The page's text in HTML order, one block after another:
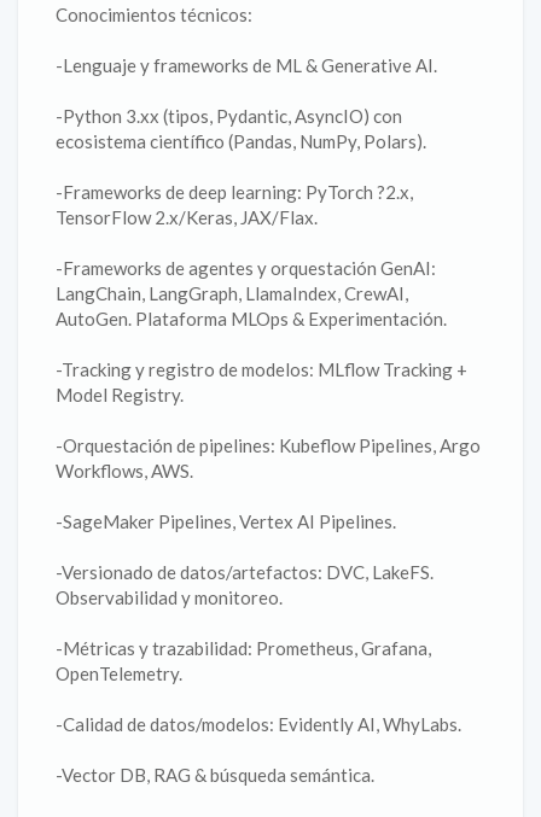
Conocimientos técnicos:
-Lenguaje y frameworks de ML & Generative AI.
-Python 3.xx (tipos, Pydantic, AsyncIO) con
ecosistema científico (Pandas, NumPy, Polars).
-Frameworks de deep learning: PyTorch ?2.x,
TensorFlow 2.x/Keras, JAX/Flax.
-Frameworks de agentes y orquestación GenAI:
LangChain, LangGraph, LlamaIndex, CrewAI,
AutoGen. Plataforma MLOps & Experimentación.
-Tracking y registro de modelos: MLflow Tracking +
Model Registry.
-Orquestación de pipelines: Kubeflow Pipelines, Argo
Workflows, AWS.
-SageMaker Pipelines, Vertex AI Pipelines.
-Versionado de datos/artefactos: DVC, LakeFS.
Observabilidad y monitoreo.
-Métricas y trazabilidad: Prometheus, Grafana,
OpenTelemetry.
-Calidad de datos/modelos: Evidently AI, WhyLabs.
-Vector DB, RAG & búsqueda semántica.